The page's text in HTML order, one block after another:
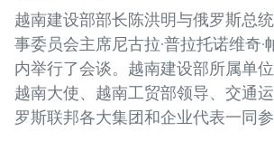
越南建设部部长陈洪明与俄罗斯总
事委员会主席尼古拉·普拉托诺维奇
内举行了会谈。越南建设部所属单
越南大使、越南工贸部领导、交通
罗斯联邦各大集团和企业代表一同参